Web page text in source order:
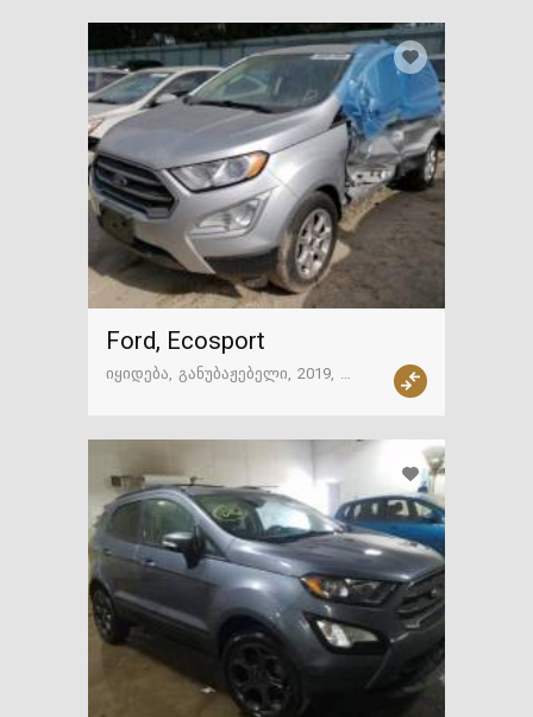
Ford, Ecosport
იყიდება განუბაჟებელი 2019